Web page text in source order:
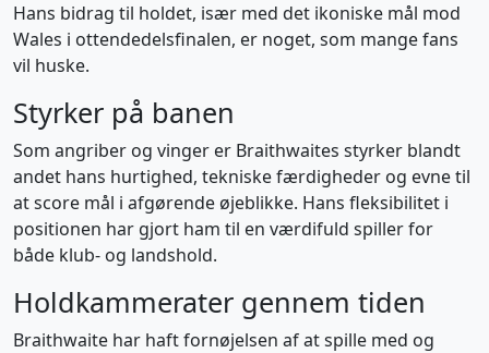
Hans bidrag til holdet, især med det ikoniske mål mod
Wales i ottendedelsfinalen, er noget, som mange fans
vil huske.
Styrker på banen
Som angriber og vinger er Braithwaites styrker blandt
andet hans hurtighed, tekniske færdigheder og evne til
at score mål i afgørende øjeblikke. Hans fleksibilitet i
positionen har gjort ham til en værdifuld spiller for
både klub- og landshold.
Holdkammerater gennem tiden
Braithwaite har haft fornøjelsen af at spille med og